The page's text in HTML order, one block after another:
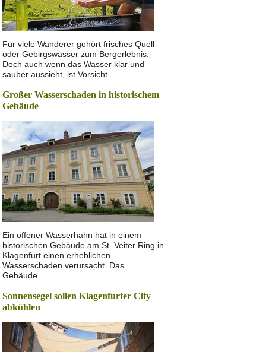
Für viele Wanderer gehört frisches Quell-
oder Gebirgswasser zum Bergerlebnis.
Doch auch wenn das Wasser klar und
sauber aussieht, ist Vorsicht…
Großer Wasserschaden in historischem
Gebäude
Ein offener Wasserhahn hat in einem
historischen Gebäude am St. Veiter Ring in
Klagenfurt einen erheblichen
Wasserschaden verursacht. Das
Gebäude…
Sonnensegel sollen Klagenfurter City
abkühlen